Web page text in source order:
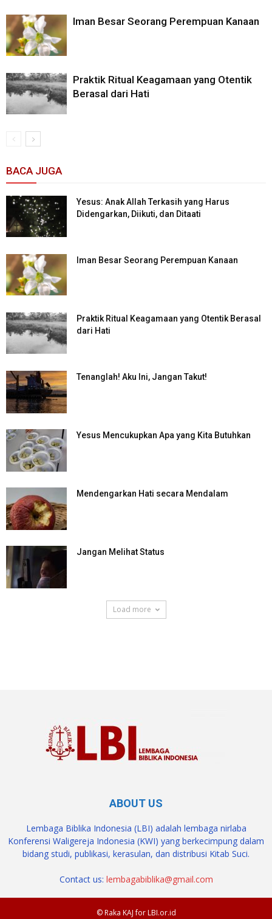
Iman Besar Seorang Perempuan Kanaan
Praktik Ritual Keagamaan yang Otentik
Berasal dari Hati
BACA JUGA
Yesus: Anak Allah Terkasih yang Harus
Didengarkan, Diikuti, dan Ditaati
Iman Besar Seorang Perempuan Kanaan
Praktik Ritual Keagamaan yang Otentik Berasal
dari Hati
Tenanglah! Aku Ini, Jangan Takut!
Yesus Mencukupkan Apa yang Kita Butuhkan
Mendengarkan Hati secara Mendalam
Jangan Melihat Status
Load more
ABOUT US
Lembaga Biblika Indonesia (LBI) adalah lembaga nirlaba
Konferensi Waligereja Indonesia (KWI) yang berkecimpung dalam
bidang studi, publikasi, kerasulan, dan distribusi Kitab Suci.
Contact us: lembagabiblika@gmail.com
© Raka KAJ for LBI.or.id